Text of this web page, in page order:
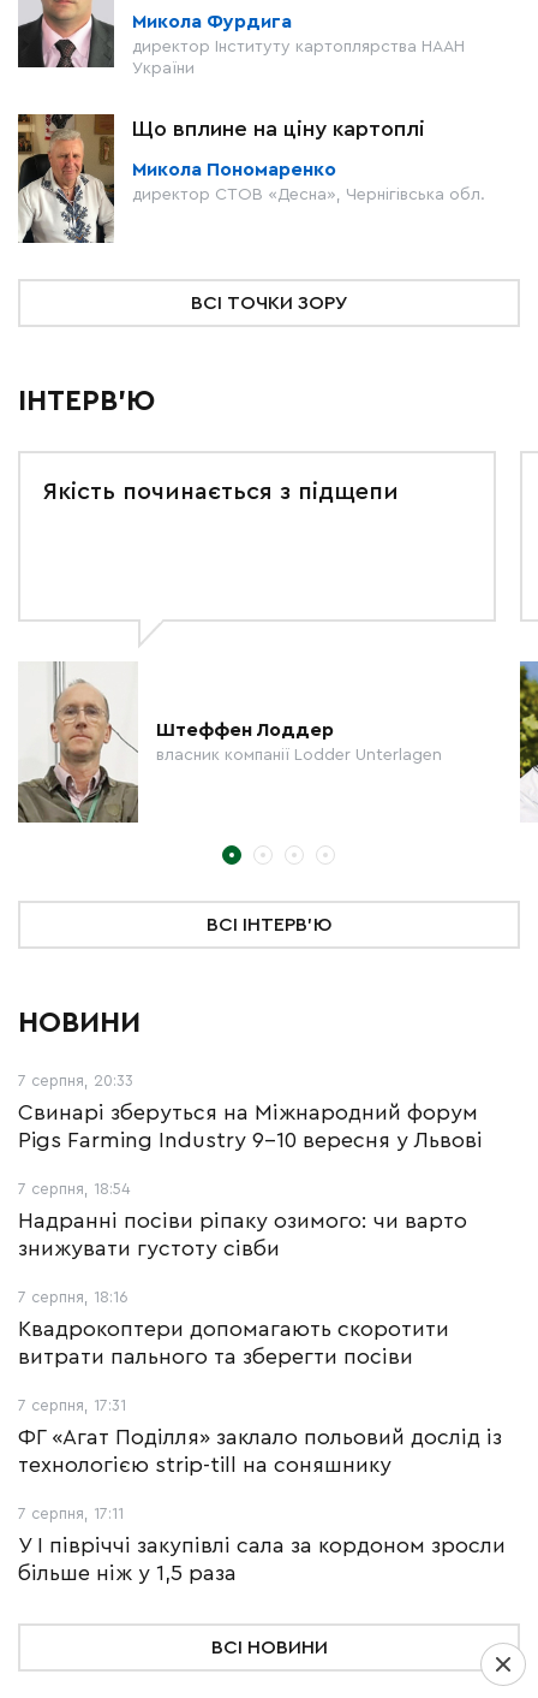
Микола Фурдига
директор Інституту картоплярства НААН
України
Що вплине на ціну картоплі
Микола Пономаренко
директор СТОВ «Десна», Чернігівська обл.
ВСІ ТОЧКИ ЗОРУ
ІНТЕРВ'Ю
Якість починається з підщепи
Штеффен Лоддер
власник компанії Lodder Unterlagen
ВСІ ІНТЕРВ'Ю
НОВИНИ
7 серпня, 20:33
Свинарі зберуться на Міжнародний форум
Pigs Farming Industry 9-10 вересня у Львові
7 серпня, 18:54
Надранні посіви ріпаку озимого: чи варто
знижувати густоту сівби
7 серпня, 18:16
Квадрокоптери допомагають скоротити
витрати пального та зберегти посіви
7 серпня, 17:31
ФГ «Агат Поділля» заклало польовий дослід із
технологією strip-till на соняшнику
7 серпня, 17:11
У І півріччі закупівлі сала за кордоном зросли
більше ніж у 1,5 раза
ВСІ НОВИНИ